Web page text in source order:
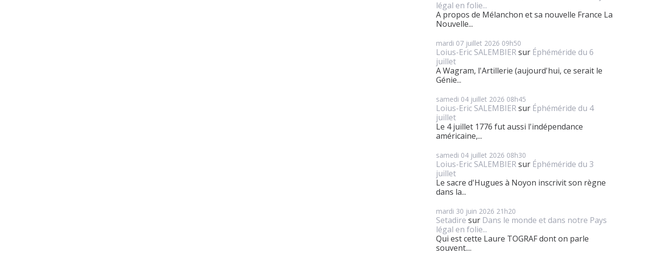
légal en folie...
A propos de Mélanchon et sa nouvelle France La
Nouvelle...
mardi 07 juillet 2026 09h50
Loius-Eric SALEMBIERsur Éphéméride du 6
juillet
A Wagram, l'Artillerie (aujourd'hui, ce serait le
Génie...
samedi 04 juillet 2026 08h45
Loius-Eric SALEMBIERsur Éphéméride du 4
juillet
Le 4 juillet 1776 fut aussi l'indépendance
américaine,...
samedi 04 juillet 2026 08h30
Loius-Eric SALEMBIERsur Éphéméride du 3
juillet
Le sacre d'Hugues à Noyon inscrivit son règne
dans la...
mardi 30 juin 2026 21h20
Setadire sur Dans le monde et dans notre Pays
légal en folie...
Qui est cette Laure TOGRAF dont on parle
souvent....